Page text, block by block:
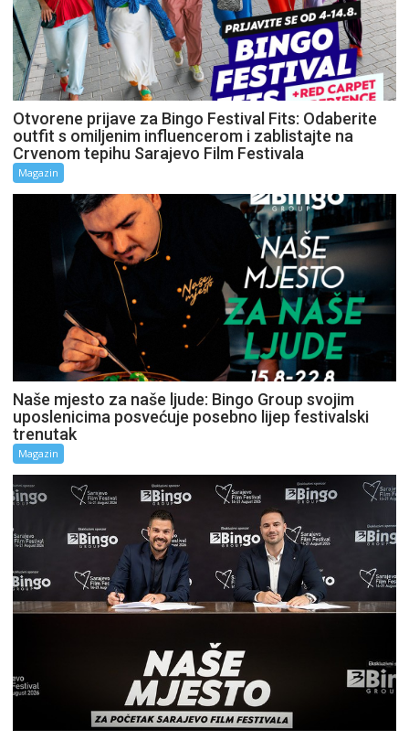
Otvorene prijave za Bingo Festival Fits: Odaberite
outfit s omiljenim influencerom i zablistajte na
Crvenom tepihu Sarajevo Film Festivala
Magazin
Naše mjesto za naše ljude: Bingo Group svojim
uposlenicima posvećuje posebno lijep festivalski
trenutak
Magazin